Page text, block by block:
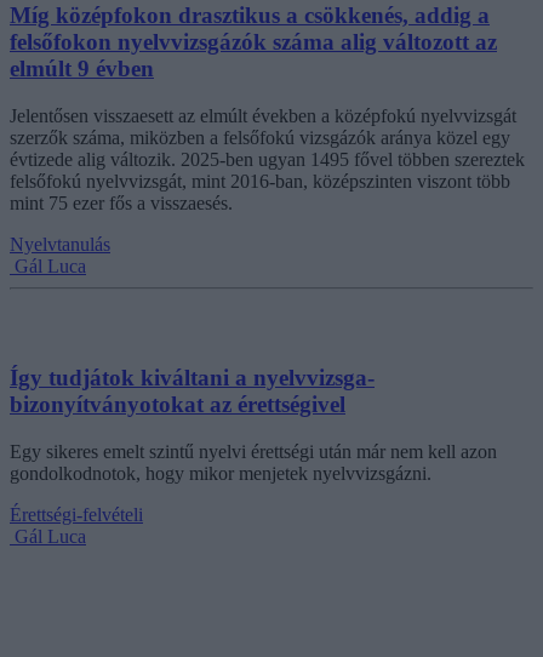
Míg középfokon drasztikus a csökkenés, addig a
felsőfokon nyelvvizsgázók száma alig változott az
elmúlt 9 évben
Jelentősen visszaesett az elmúlt években a középfokú nyelvvizsgát
szerzők száma, miközben a felsőfokú vizsgázók aránya közel egy
évtizede alig változik. 2025-ben ugyan 1495 fővel többen szereztek
felsőfokú nyelvvizsgát, mint 2016-ban, középszinten viszont több
mint 75 ezer fős a visszaesés.
Nyelvtanulás
Gál Luca
Így tudjátok kiváltani a nyelvvizsga-
bizonyítványotokat az érettségivel
Egy sikeres emelt szintű nyelvi érettségi után már nem kell azon
gondolkodnotok, hogy mikor menjetek nyelvvizsgázni.
Érettségi-felvételi
Gál Luca